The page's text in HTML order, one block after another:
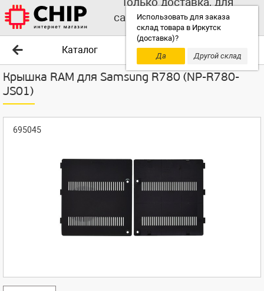
Использовать для заказа
склад товара в Иркутск
(доставка)?
Да
Другой склад
самовывоза выбирайте
другой склад!
Каталог
Крышка RAM для Samsung R780 (NP-R780-
JS01)
695045